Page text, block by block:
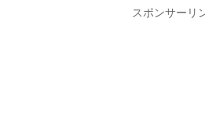
スポンサーリ